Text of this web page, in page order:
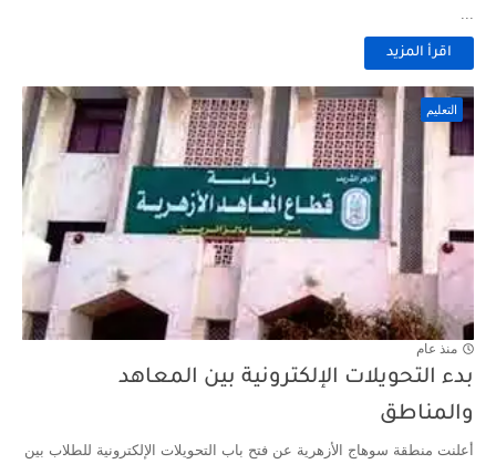
اقرأ المزيد
التعليم
منذ عام
بدء التحويلات الإلكترونية بين المعاهد
والمناطق
أعلنت منطقة سوهاج الأزهرية عن فتح باب التحويلات الإلكترونية للطلاب بين